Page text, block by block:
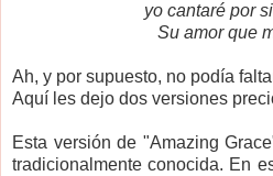
yo cantaré por
Su amor que
Ah, y por supuesto, no podía
Aquí les dejo dos versiones
Esta versión de "Amazing
tradicionalmente conocida. En